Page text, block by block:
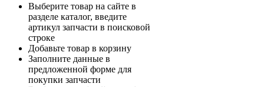
Выберите товар на сайте в
разделе каталог, введите
артикул запчасти в поисковой
строке
Добавьте товар в корзину
Заполните данные в
предложенной форме для
покупки запчасти